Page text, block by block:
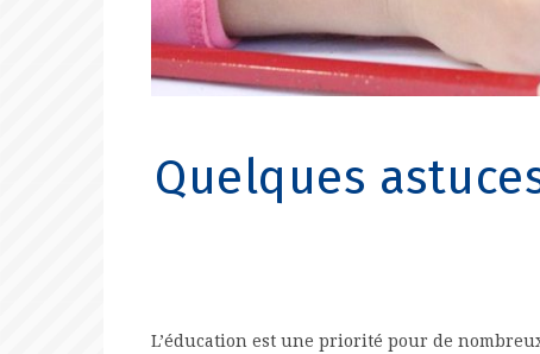
Quelques
L’éducation est une priorité pour de